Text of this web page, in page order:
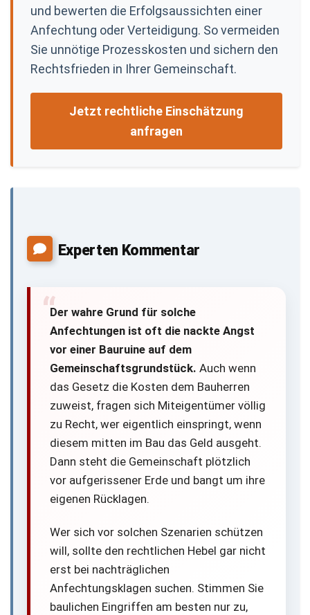
und bewerten die Erfolgsaussichten einer
Anfechtung oder Verteidigung. So vermeiden
Sie unnötige Prozesskosten und sichern den
Rechtsfrieden in Ihrer Gemeinschaft.
Jetzt rechtliche Einschätzung
anfragen
Experten Kommentar
Der wahre Grund für solche
Anfechtungen ist oft die nackte Angst
vor einer Bauruine auf dem
Gemeinschaftsgrundstück. Auch wenn
das Gesetz die Kosten dem Bauherren
zuweist, fragen sich Miteigentümer völlig
zu Recht, wer eigentlich einspringt, wenn
diesem mitten im Bau das Geld ausgeht.
Dann steht die Gemeinschaft plötzlich
vor aufgerissener Erde und bangt um ihre
eigenen Rücklagen.
Wer sich vor solchen Szenarien schützen
will, sollte den rechtlichen Hebel gar nicht
erst bei nachträglichen
Anfechtungsklagen suchen. Stimmen Sie
baulichen Eingriffen am besten nur zu,